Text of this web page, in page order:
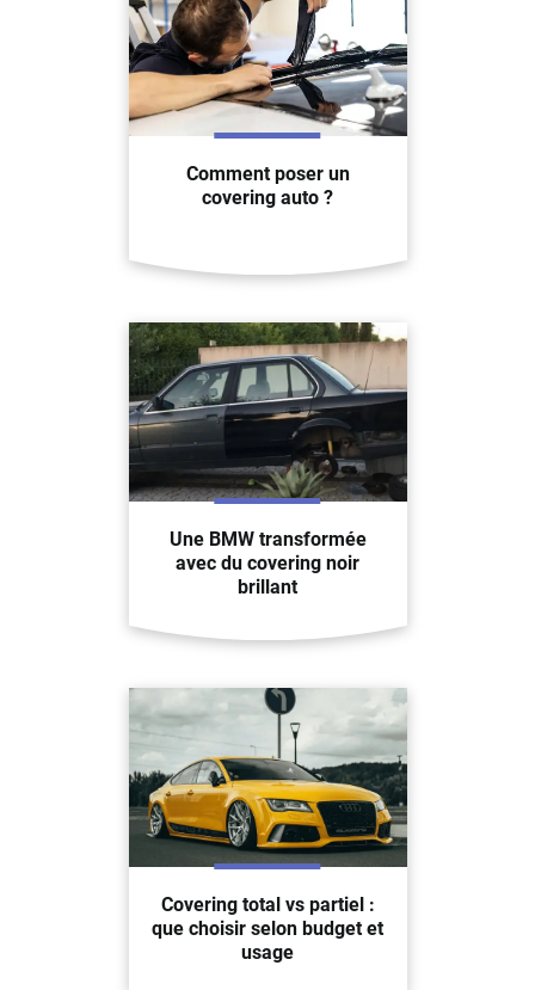
Comment poser un
covering auto ?
Une BMW transformée
avec du covering noir
brillant
Covering total vs partiel :
que choisir selon budget et
usage